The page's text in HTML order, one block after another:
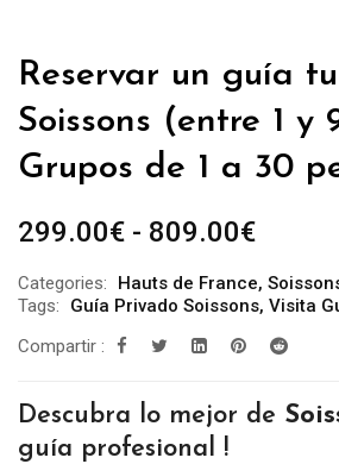
Reservar un guía
Soissons (entre 1 y
Grupos de 1 a 30
299.00€ - 809.00€Rango
desde
hasta
Categories: Hauts de France,
Tags:
Guía Privado Soissons, Visita
Compartir :
Descubra lo mejor de
guía profesional !